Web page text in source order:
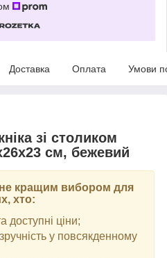
Доставка Оплата Умови
зі столиком
см, бежевий
кращим вибором для
хто:
доступні ціни;
у повсякденному